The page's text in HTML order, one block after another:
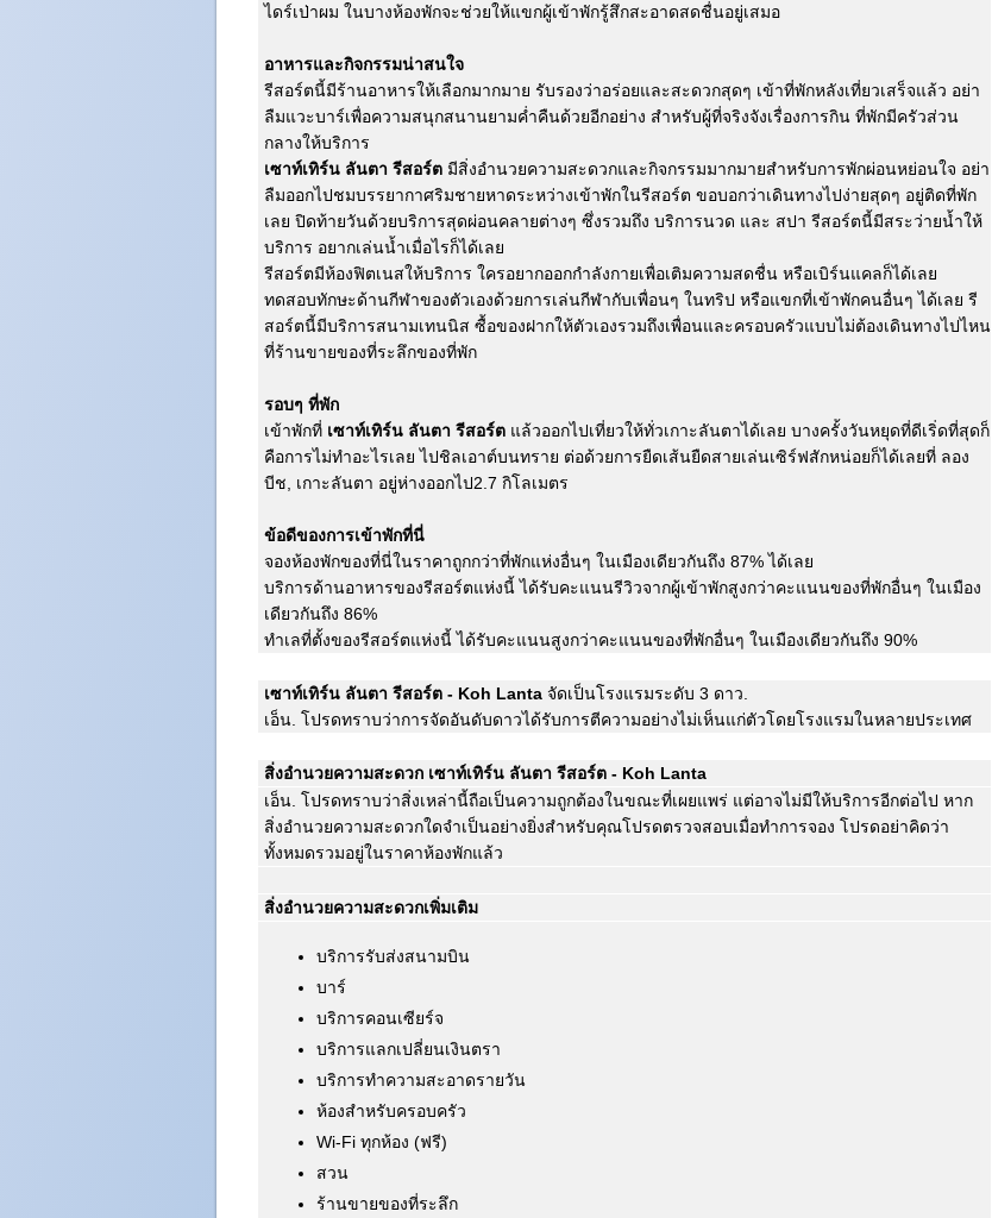
ไดร์เป่าผม ในบางห้องพักจะช่วยให้แขกผู้เข้าพักรู้สึกสะอาดสดชื่นอยู่เสมอ
อาหารและกิจกรรมน่าสนใจ
รีสอร์ตนี้มีร้านอาหารให้เลือกมากมาย รับรองว่าอร่อยและสะดวกสุดๆ เข้าที่พักหลังเที่ยวเสร็จแล้ว อย่า
ลืมแวะบาร์เพื่อความสนุกสนานยามค่ำคืนด้วยอีกอย่าง สำหรับผู้ที่จริงจังเรื่องการกิน ที่พักมีครัวส่วน
กลางให้บริการ
เซาท์เทิร์น ลันตา รีสอร์ต มีสิ่งอำนวยความสะดวกและกิจกรรมมากมายสำหรับการพักผ่อนหย่อนใจ อย่า
ลืมออกไปชมบรรยากาศริมชายหาดระหว่างเข้าพักในรีสอร์ต ขอบอกว่าเดินทางไปง่ายสุดๆ อยู่ติดที่พัก
เลย ปิดท้ายวันด้วยบริการสุดผ่อนคลายต่างๆ ซึ่งรวมถึง บริการนวด และ สปา รีสอร์ตนี้มีสระว่ายน้ำให้
บริการ อยากเล่นน้ำเมื่อไรก็ได้เลย
รีสอร์ตมีห้องฟิตเนสให้บริการ ใครอยากออกกำลังกายเพื่อเติมความสดชื่น หรือเบิร์นแคลก็ได้เลย
ทดสอบทักษะด้านกีฬาของตัวเองด้วยการเล่นกีฬากับเพื่อนๆ ในทริป หรือแขกที่เข้าพักคนอื่นๆ ได้เลย รี
สอร์ตนี้มีบริการสนามเทนนิส ซื้อของฝากให้ตัวเองรวมถึงเพื่อนและครอบครัวแบบไม่ต้องเดินทางไปไหน
ที่ร้านขายของที่ระลึกของที่พัก
รอบๆ ที่พัก
เข้าพักที่ เซาท์เทิร์น ลันตา รีสอร์ต แล้วออกไปเที่ยวให้ทั่วเกาะลันตาได้เลย บางครั้งวันหยุดที่ดีเริ่ดที่สุดก็
คือการไม่ทำอะไรเลย ไปชิลเอาต์บนทราย ต่อด้วยการยืดเส้นยืดสายเล่นเซิร์ฟสักหน่อยก็ได้เลยที่ ลอง
บีช, เกาะลันตา อยู่ห่างออกไป2.7 กิโลเมตร
ข้อดีของการเข้าพักที่นี่
จองห้องพักของที่นี่ในราคาถูกกว่าที่พักแห่งอื่นๆ ในเมืองเดียวกันถึง 87% ได้เลย
บริการด้านอาหารของรีสอร์ตแห่งนี้ ได้รับคะแนนรีวิวจากผู้เข้าพักสูงกว่าคะแนนของที่พักอื่นๆ ในเมือง
เดียวกันถึง 86%
ทำเลที่ตั้งของรีสอร์ตแห่งนี้ ได้รับคะแนนสูงกว่าคะแนนของที่พักอื่นๆ ในเมืองเดียวกันถึง 90%
เซาท์เทิร์น ลันตา รีสอร์ต - Koh Lanta จัดเป็นโรงแรมระดับ 3 ดาว.
เอ็น. โปรดทราบว่าการจัดอันดับดาวได้รับการตีความอย่างไม่เห็นแก่ตัวโดยโรงแรมในหลายประเทศ
สิ่งอำนวยความสะดวก เซาท์เทิร์น ลันตา รีสอร์ต - Koh Lanta
เอ็น. โปรดทราบว่าสิ่งเหล่านี้ถือเป็นความถูกต้องในขณะที่เผยแพร่ แต่อาจไม่มีให้บริการอีกต่อไป หาก
สิ่งอำนวยความสะดวกใดจำเป็นอย่างยิ่งสำหรับคุณโปรดตรวจสอบเมื่อทำการจอง โปรดอย่าคิดว่า
ทั้งหมดรวมอยู่ในราคาห้องพักแล้ว
สิ่งอำนวยความสะดวกเพิ่มเติม
บริการรับส่งสนามบิน
บาร์
บริการคอนเซียร์จ
บริการแลกเปลี่ยนเงินตรา
บริการทำความสะอาดรายวัน
ห้องสำหรับครอบครัว
Wi-Fi ทุกห้อง (ฟรี)
สวน
ร้านขายของที่ระลึก